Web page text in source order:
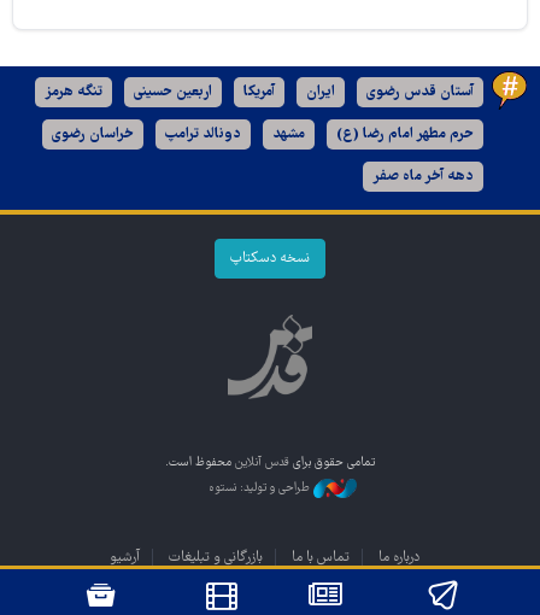
آستان قدس رضوی ایران آمریکا اربعین حسینی تنگه هرمز
حرم مطهر امام رضا (ع) مشهد دونالد ترامپ خراسان رضوی
دهه آخر ماه صفر
نسخه دسکتاپ
تمامی حقوق برای قدس آنلاین محفوظ است.
طراحی و تولید: نستوه
درباره ما تماس با ما بازرگانی و تبلیغات آرشیو